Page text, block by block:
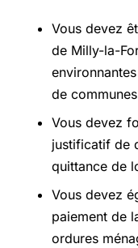
Vous devez
de Milly-la-
de
Vous devez
justificatif de
quittance de
Vous devez
paiement de
ordures